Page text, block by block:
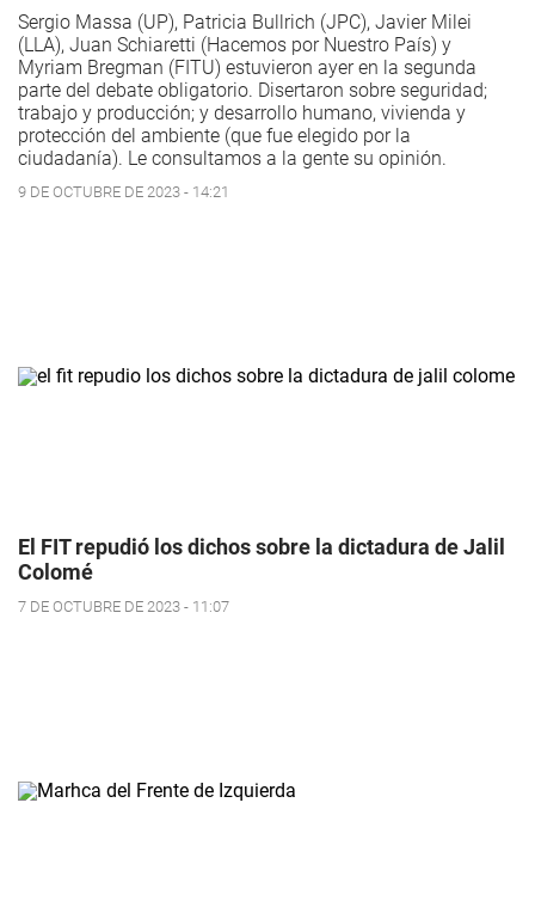
Sergio Massa (UP), Patricia Bullrich (JPC), Javier Milei
(LLA), Juan Schiaretti (Hacemos por Nuestro País) y
Myriam Bregman (FITU) estuvieron ayer en la segunda
parte del debate obligatorio. Disertaron sobre seguridad;
trabajo y producción; y desarrollo humano, vivienda y
protección del ambiente (que fue elegido por la
ciudadanía). Le consultamos a la gente su opinión.
9 DE OCTUBRE DE 2023 - 14:21
El FIT repudió los dichos sobre la dictadura de Jalil
Colomé
7 DE OCTUBRE DE 2023 - 11:07